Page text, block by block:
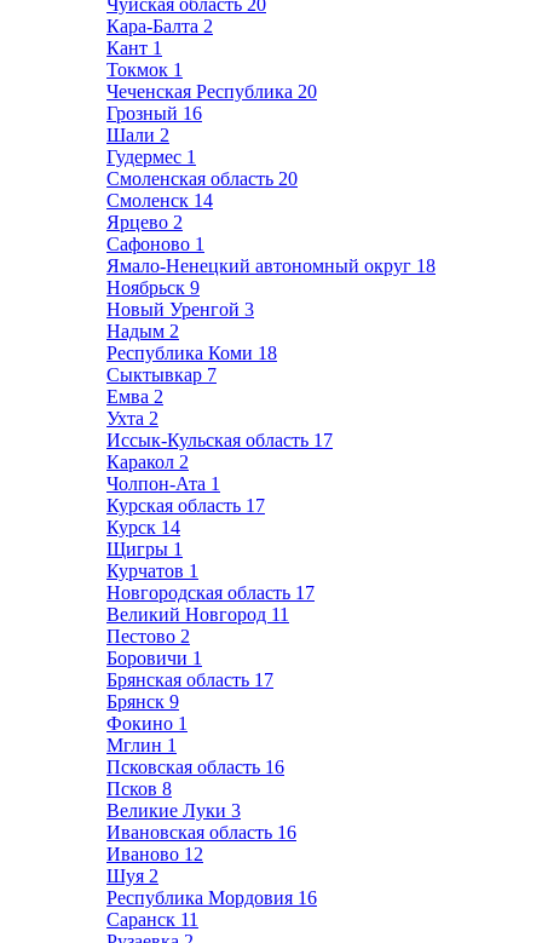
Чуйская область 20
Кара-Балта 2
Кант 1
Токмок 1
Чеченская Республика 20
Грозный 16
Шали 2
Гудермес 1
Смоленская область 20
Смоленск 14
Ярцево 2
Сафоново 1
Ямало-Ненецкий автономный округ 18
Ноябрьск 9
Новый Уренгой 3
Надым 2
Республика Коми 18
Сыктывкар 7
Емва 2
Ухта 2
Иссык-Кульская область 17
Каракол 2
Чолпон-Ата 1
Курская область 17
Курск 14
Щигры 1
Курчатов 1
Новгородская область 17
Великий Новгород 11
Пестово 2
Боровичи 1
Брянская область 17
Брянск 9
Фокино 1
Мглин 1
Псковская область 16
Псков 8
Великие Луки 3
Ивановская область 16
Иваново 12
Шуя 2
Республика Мордовия 16
Саранск 11